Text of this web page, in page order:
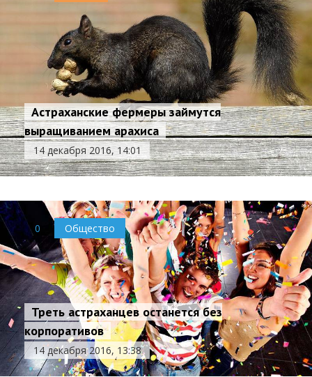
Астраханские фермеры займутся
выращиванием арахиса
14 декабря 2016, 14:01
0 Общество
Треть астраханцев останется без
корпоративов
14 декабря 2016, 13:38